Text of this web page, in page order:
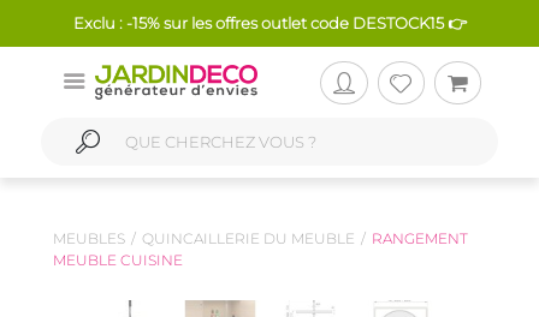
Exclu : -15% sur les offres outlet code DESTOCK15 👉
MEUBLES QUINCAILLERIE DU MEUBLE
RANGEMENT
MEUBLE CUISINE